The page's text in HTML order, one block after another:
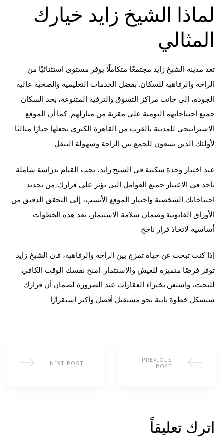
لماذا الشيخ زايد خيارك
المثالي
تعد مدينة الشيخ زايد مجتمعًا متكاملًا يوفر مستوى استثنائيًا من
الراحة والرفاهية للسكان. بفضل الخدمات التعليمية والصحية عالية
الجودة، إلى جانب مراكز التسوق والترفيه المتنوعة، يجد السكان
جميع احتياجاتهم اليومية على مقربة من منازلهم. كما أن الموقع
الاستراتيجي للمدينة بالقرب من القاهرة الكبرى يجعلها خيارًا مثاليًا
لأولئك الذين يسعون للجمع بين الراحة وسهولة التنقل
عند اختيار وحدة سكنية في الشيخ زايد، يجب القيام بدراسة شاملة
تأخذ في الاعتبار جميع العوامل التي تؤثر على قرارك. من تحديد
احتياجاتك الشخصية واختيار الموقع الأنسب، إلى التحقق الدقيق من
الأوراق القانونية وضمان سلامة الاستثمار، تعد هذه الخطوات
أساسية لاتخاذ قرار ناجح
إذا كنت تبحث عن حياة تمزج بين الراحة والرفاهية، فإن الشيخ زايد
توفر فرصًا متميزة للعيش والاستثمار. امنح نفسك الوقت الكافي
للبحث، واستعن بخبراء العقارات عند الضرورة لضمان أن قرارك
سيشكل خطوة ثابتة نحو مستقبل أفضل وأكثر استقرارًا
PREVIOUS
POST
NEXT POST
اترك تعليقاً